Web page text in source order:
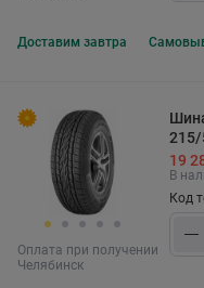
Доставим завтра
Оплата при получении
Челябинск
215/
19
В
Код